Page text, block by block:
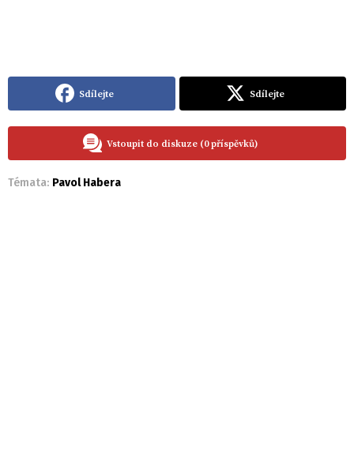
Sdílejte Sdílejte
Vstoupit do diskuze (0 příspěvků)
Témata: Pavol Habera